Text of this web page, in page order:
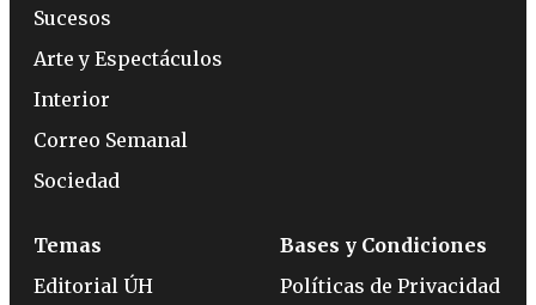
Sucesos
Arte y Espectáculos
Interior
Correo Semanal
Sociedad
Temas
Editorial ÚH
Bases y Condiciones
Políticas de Privacidad